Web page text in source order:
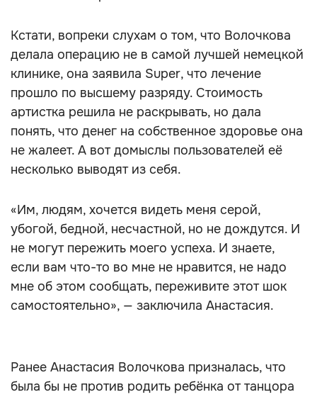
Кстати, вопреки слухам о том, что Волочкова
делала операцию не в самой лучшей немецкой
клинике, она заявила Super, что лечение
прошло по высшему разряду. Стоимость
артистка решила не раскрывать, но дала
понять, что денег на собственное здоровье она
не жалеет. А вот домыслы пользователей её
несколько выводят из себя.
«Им, людям, хочется видеть меня серой,
убогой, бедной, несчастной, но не дождутся. И
не могут пережить моего успеха. И знаете,
если вам что-то во мне не нравится, не надо
мне об этом сообщать, переживите этот шок
самостоятельно», — заключила Анастасия.
Ранее Анастасия Волочкова призналась, что
была бы не против родить ребёнка от танцора